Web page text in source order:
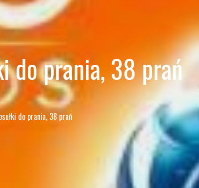
do prania, 38 prań
do prania, 38 prań